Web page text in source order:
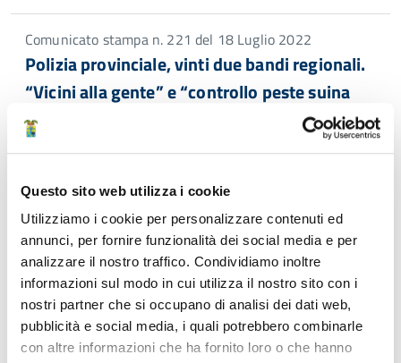
Questo sito web utilizza i cookie
Utilizziamo i cookie per personalizzare contenuti ed
annunci, per fornire funzionalità dei social media e per
analizzare il nostro traffico. Condividiamo inoltre
informazioni sul modo in cui utilizza il nostro sito con i
nostri partner che si occupano di analisi dei dati web,
pubblicità e social media, i quali potrebbero combinarle
con altre informazioni che ha fornito loro o che hanno
Comunicato stampa n. 221 del 18 Luglio 2022
Polizia provinciale, vinti due bandi regionali.
“Vicini alla gente” e “controllo peste suina
africana”
Potenziare una metodologia di lavoro per una nuova forma
territori montani e l’uso di misure innovative e
tecnologicamente avanzate nel contenimento della peste
suina africana e per contrastarne la diffusione sul
territorio regionale. Sono questi i contenuti dei due
progetti con cui la polizia locale della […]
Struttura di riferimento:Direzione generale > Ufficio
Stampa